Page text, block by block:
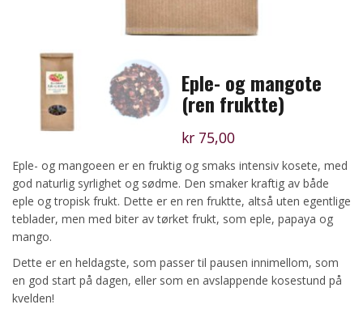
Eple- og mangote
(ren fruktte)
kr 75,00
Eple- og mangoeen er en fruktig og smaks intensiv kosete, med
god naturlig syrlighet og sødme. Den smaker kraftig av både
eple og tropisk frukt. Dette er en ren fruktte, altså uten egentlige
teblader, men med biter av tørket frukt, som eple, papaya og
mango.
Dette er en heldagste, som passer til pausen innimellom, som
en god start på dagen, eller som en avslappende kosestund på
kvelden!